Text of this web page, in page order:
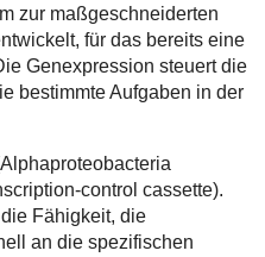
zur maßgeschneiderten
für das bereits eine
Genexpression steuert die
bestimmte Aufgaben in der
control cassette).
Fähigkeit, die
an die spezifischen